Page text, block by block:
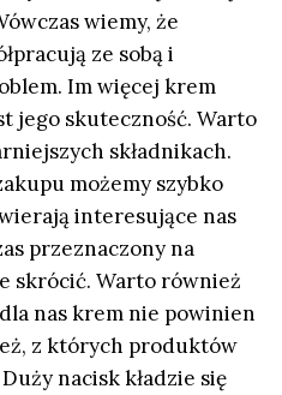
wiemy, że
ze sobą i
Im więcej krem
jego skuteczność. Warto
składnikach.
możemy szybko
interesujące nas
przeznaczony na
skrócić. Warto również
nas krem nie powinien
z których produktów
nacisk kładzie się